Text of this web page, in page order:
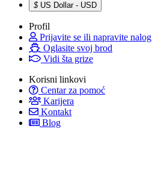
$ US Dollar - USD
Profil
Prijavite se ili napravite nalog
Oglasite svoj brod
Vidi šta grize
Korisni linkovi
Centar za pomoć
Karijera
Kontakt
Blog